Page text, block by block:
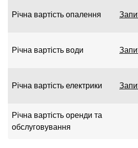
Річна вартість опалення
Річна вартість води
Річна вартість електрики
Річна вартість оренди та
обслуговування